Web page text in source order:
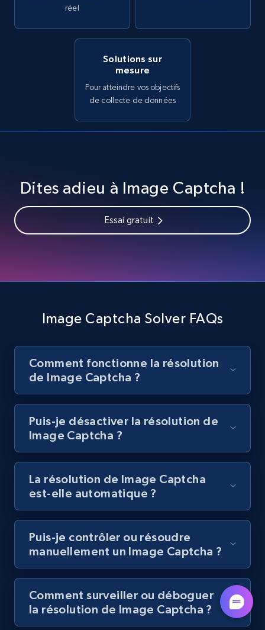
réel
Solutions sur
mesure
Pour atteindre vos objectifs
de collecte de données
Dites adieu à Image Captcha !
Essai gratuit
Image Captcha Solver FAQs
Comment fonctionne la résolution
de Image Captcha ?
Puis-je désactiver la résolution de
Image Captcha ?
La résolution de Image Captcha
est-elle automatique ?
Puis-je contrôler ou résoudre
manuellement un Image Captcha ?
Comment surveiller ou déboguer
la résolution de Image Captcha ?